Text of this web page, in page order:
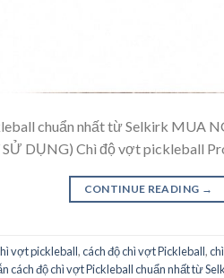
chuẩn nhất từ Selkirk MUA
DỤNG) Chì độ vợt pickleball
CONTINUE READING →
vợt pickleball,cách độ chì vợt Pickleball,
cách độ chì vợt Pickleball chuẩn nhất từ